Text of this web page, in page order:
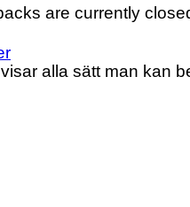
are currently